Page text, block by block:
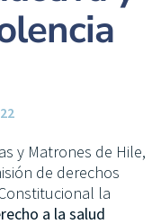
y Matrones de Hile,
de derechos
la
a la salud